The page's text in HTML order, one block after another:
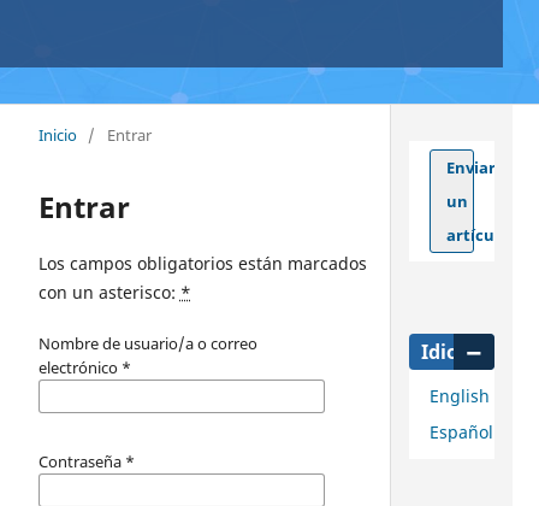
Inicio / Entrar
Entrar
Los campos obligatorios están marcados
con un asterisco: *
Nombre de usuario/a o correo
electrónico *
Contraseña *
Enviar
un
artículo
Idioma
English
Español